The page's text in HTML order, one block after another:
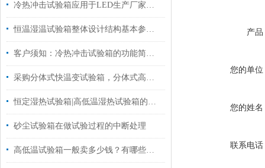
冷热冲击试验箱应用于LED生产厂家质量检测
恒温湿温试验箱整体设计结构基本参数你们了解过吗？
客户须知：冷热冲击试验箱的功能简介和安装准备条件阐述
采购分体式快温变试验箱，分体式高低温试验箱，要选对供应商
恒定湿热试验箱|高低温湿热试验箱的电气安装条件
砂尘试验箱在做试验过程的中断处理
高低温试验箱一般卖多少钱？有哪些方面作为参考
产品
您的单位
您的姓名
联系电话